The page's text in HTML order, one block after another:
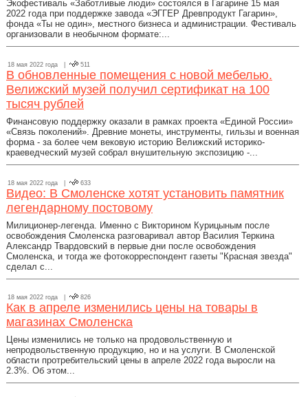
Экофестиваль «Заботливые люди» состоялся в Гагарине 15 мая
2022 года при поддержке завода «ЭГГЕР Древпродукт Гагарин»,
фонда «Ты не один», местного бизнеса и администрации. Фестиваль
организовали в необычном формате:...
18 мая 2022 года | 511
В обновленные помещения с новой мебелью.
Велижский музей получил сертификат на 100
тысяч рублей
Финансовую поддержку оказали в рамках проекта «Единой России»
«Связь поколений». Древние монеты, инструменты, гильзы и военная
форма - за более чем вековую историю Велижский историко-
краеведческий музей собрал внушительную экспозицию -...
18 мая 2022 года | 633
Видео: В Смоленске хотят установить памятник
легендарному постовому
Милиционер-легенда. Именно с Викторином Курицыным после
освобождения Смоленска разговаривал автор Василия Теркина
Александр Твардовский в первые дни после освобождения
Смоленска, и тогда же фотокорреспондент газеты "Красная звезда"
сделал с...
18 мая 2022 года | 826
Как в апреле изменились цены на товары в
магазинах Смоленска
Цены изменились не только на продовольственную и
непродвольственную продукцию, но и на услуги. В Смоленской
области протребительский цены в апреле 2022 года выросли на
2.3%. Об этом...